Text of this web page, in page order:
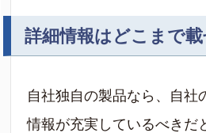
詳細情報はどこまで
自社独自の製品なら、自社
情報が充実しているべきだ